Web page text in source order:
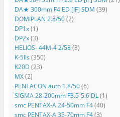
DA★ 300mm F4 ED [IF] SDM (39)
DOMIPLAN 2.8/50(2)
DP1x(1)
DP2x(3)
HELIOS- 44M-4 2/58(3)
K-5IIs (350)
K20D (23)
MX(2)
PENTACON auto 1.8/50(6)
SIGMA 28-200mm F3.5-5.6 DL(1)
smc PENTAX-A 24-50mm F4(40)
smc PENTAX-A 35-70mm F4(3)